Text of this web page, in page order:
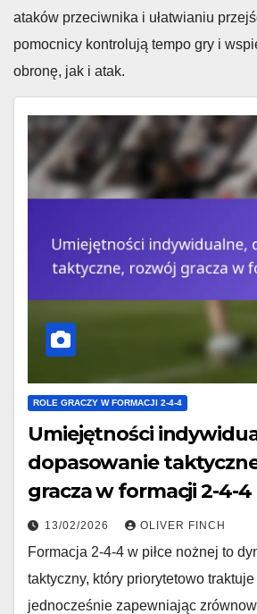
ataków przeciwnika i ułatwianiu
pomocnicy kontrolują tempo gry i
obronę, jak i atak.
ROLE GRACZY W FORMACJI 2-4-4
Umiejętności
dopasowanie
gracza w formacji 2-4-4
13/02/2026 OLIVER FINCH
Formacja 2-4-4 w piłce nożnej to
taktyczny, który priorytetowo
jednocześnie zapewniając